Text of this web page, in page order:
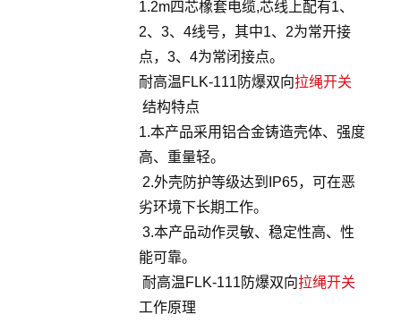
1.2m四芯橡套电缆,芯线上配有1、
2、3、4线号，其中1、2为常开接
点，3、4为常闭接点。
耐高温FLK-111防爆双向拉绳开关
结构特点
1.本产品采用铝合金铸造壳体、强度
高、重量轻。
2.外壳防护等级达到IP65，可在恶
劣环境下长期工作。
3.本产品动作灵敏、稳定性高、性
能可靠。
耐高温FLK-111防爆双向拉绳开关
工作原理